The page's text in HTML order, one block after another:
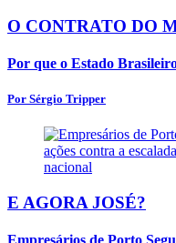
O CONTRATO DO
Por que o Estado
Por Sérgio Tripper
E AGORA JOSÉ?